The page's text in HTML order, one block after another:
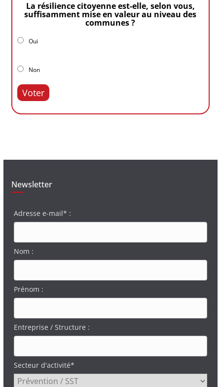
La résilience citoyenne est-elle, selon vous,
suffisamment mise en valeur au niveau des
communes ?
Oui
Non
Voter
Newsletter
Adresse e-mail* :
Nom :
Prénom :
Entreprise / Structure :
Secteur d'activité*